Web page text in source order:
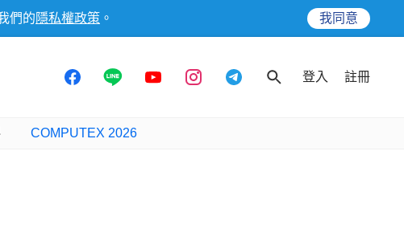
們的 隱私權政策 。 我同意
登入 註冊
COMPUTEX 2026